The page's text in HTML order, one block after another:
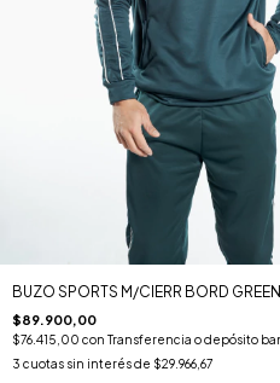
BUZO SPORTS M/CIERR BORD GREEN
$89.900,00
$76.415,00 con Transferencia o depósito
3 cuotas sin interés de $29.966,67